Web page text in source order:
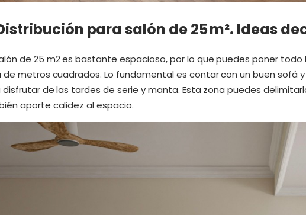
para salón de 25 m². Ideas
de 25 m2 es bastante espacioso, por lo que puedes poner
metros cuadrados. Lo fundamental es contar con un buen sofá
disfrutar de las tardes de serie y manta. Esta zona puedes
aporte calidez al espacio.